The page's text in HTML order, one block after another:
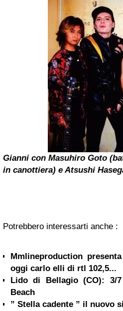
Gianni con Masuhiro Goto
in canottiera) e Atsushi
Potrebbero interessarti anche :
Mmlineproduction
oggi carlo elli di rtl 102,5...
Lido di Bellagio (CO): 3/
Beach
” Stella cadente ” il nuovo